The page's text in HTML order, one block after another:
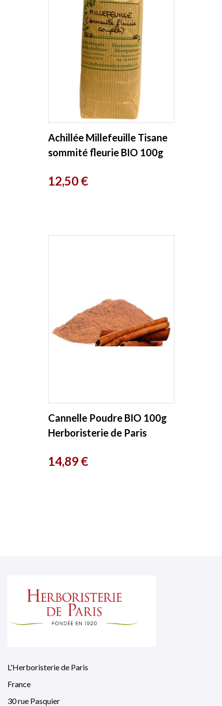
Achillée Millefeuille Tisane
sommité fleurie BIO 100g
Prix
12,50 €
Cannelle Poudre BIO 100g
Herboristerie de Paris
Prix
14,89 €
L'Herboristerie de Paris
France
30 rue Pasquier